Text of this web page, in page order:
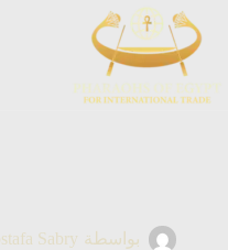
المحتوى
بواسطة Sabry